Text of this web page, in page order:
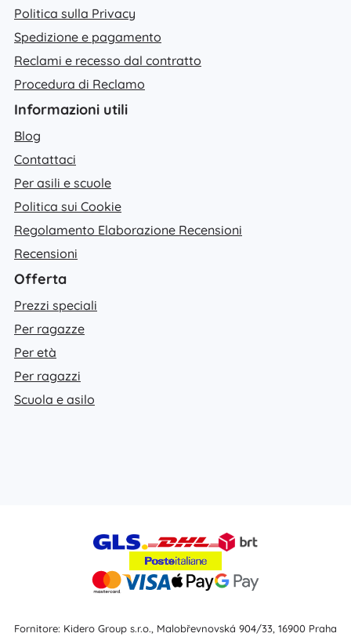
Politica sulla Privacy
Spedizione e pagamento
Reclami e recesso dal contratto
Procedura di Reclamo
Informazioni utili
Blog
Contattaci
Per asili e scuole
Politica sui Cookie
Regolamento Elaborazione Recensioni
Recensioni
Offerta
Prezzi speciali
Per ragazze
Per età
Per ragazzi
Scuola e asilo
Fornitore: Kidero Group s.r.o., Malobřevnovská 904/33, 16900 Praha